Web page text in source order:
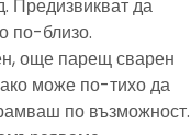
Предизвикват да
по-близо.
още парещ сварен
може по-тихо да
по възможност.